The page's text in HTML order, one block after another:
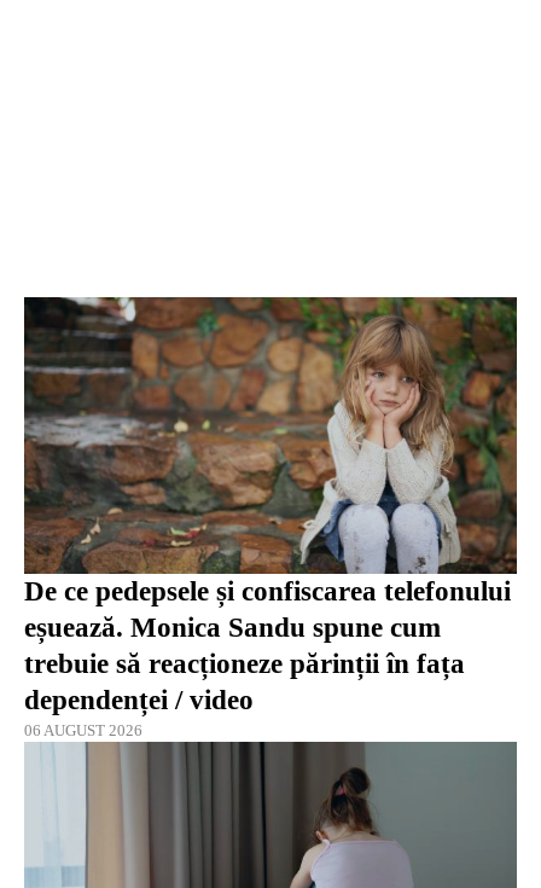
De ce pedepsele și confiscarea telefonului
eșuează. Monica Sandu spune cum
trebuie să reacționeze părinții în fața
dependenței / video
06 AUGUST 2026